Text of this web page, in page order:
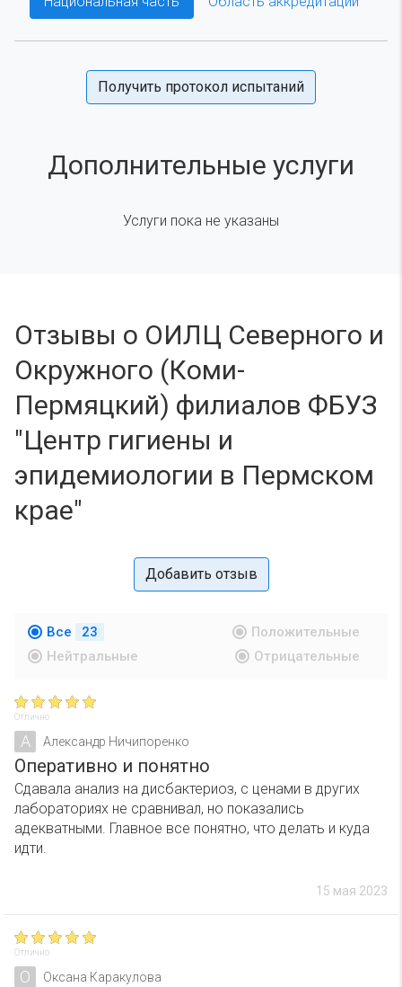
Получить протокол испытаний
Дополнительные услуги
Услуги пока не указаны
Отзывы о ОИЛЦ Северного и
Окружного (Коми-
Пермяцкий) филиалов ФБУЗ
"Центр гигиены и
эпидемиологии в Пермском
крае"
Добавить отзыв
Все 23
Положительные
Нейтральные
Отрицательные
Отлично
А Александр Ничипоренко
Оперативно и понятно
Сдавала анализ на дисбактериоз, с ценами в других
лабораториях не сравнивал, но показались
адекватными. Главное все понятно, что делать и куда
идти.
15 мая 2023
Отлично
О Оксана Каракулова